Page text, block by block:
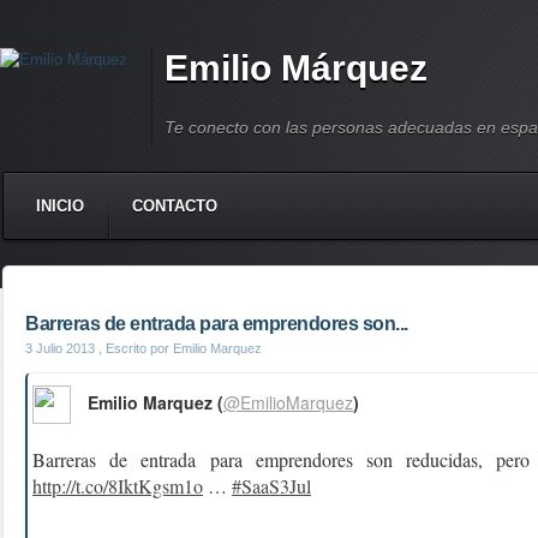
Emilio Márquez
Te conecto con las personas adecuadas en
INICIO CONTACTO
Barreras de entrada para emprendores son...
3 Julio 2013 , Escrito por Emilio Marquez
Barreras de entrada para emprendores son reducidas,
http://t.co/8IktKgsm1o … #SaaS3Jul
Emilio Marquez (@EmilioMarquez)